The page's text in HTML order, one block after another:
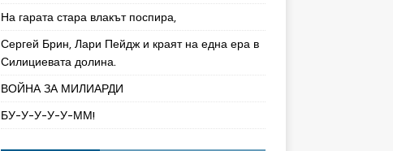
На гарата стара влакът поспира,
Сергей Брин, Лари Пейдж и краят на една ера в
Силициевата долина.
ВОЙНА ЗА МИЛИАРДИ
БУ-У-У-У-У-ММ!